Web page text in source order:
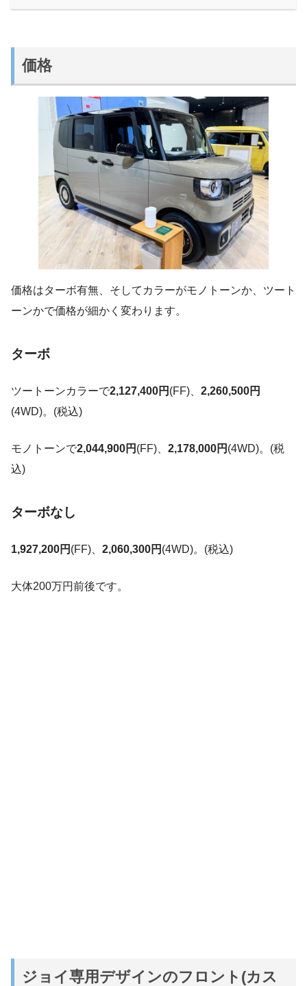
価格
価格はターボ有無、そしてカラーがモノトーンか、ツート
ーンかで価格が細かく変わります。
ターボ
ツートーンカラーで2,127,400円 (FF)、 2,260,500円
(4WD)。(税込)
モノトーンで2,044,900円 (FF)、 2,178,000円 (4WD)。(税
込)
ターボなし
1,927,200円 (FF)、 2,060,300円 (4WD)。(税込)
大体200万円前後です。
ジョイ専用デザインのフロント(カス